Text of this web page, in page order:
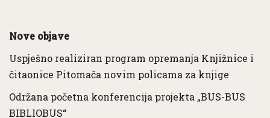
Nove objave
Uspješno realiziran program opremanja Knjižnice i
čitaonice Pitomača novim policama za knjige
Održana početna konferencija projekta „BUS-BUS
BIBLIOBUS“